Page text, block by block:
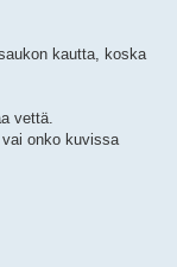
kautta, koska
vettä.
onko kuvissa